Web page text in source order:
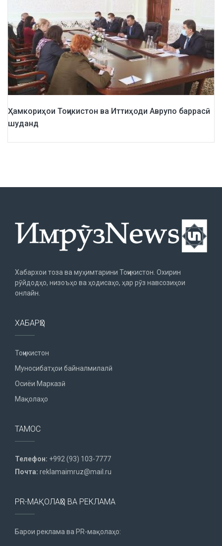
Ҳамкориҳои Тоҷикистон ва Иттиҳоди Аврупо баррасӣ
шуданд
Хабархои тоза ва муҳимтарини Тоҷикистон. Охирин
рӯйдодҳо, низоъҳо ва ҳодисаҳо, ҳар рӯз навсозиҳои
онлайн.
ХАБАРҲО
Тоҷикистон
Муносибатҳои байналмилалӣ
Осиёи Марказӣ
Мақолаҳо
ТАМОС
Телефон: +992 (93) 103-7777
Почта: reklamaimruz@mail.ru
PR-МАҚОЛАҲО ВА РЕКЛАМА
Барои реклама ва PR-мақолаҳо: